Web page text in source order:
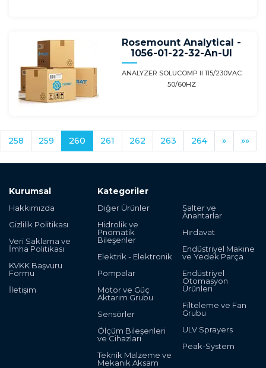
Rosemount Analytical -
1056-01-22-32-An-Ul
ANALYZER SOLUCOMP II 115/230VAC
50/60HZ
258 259 260 261 262 263 264 » »»
Kurumsal
Hakkımızda
Gizlilik Politikası
Veri Saklama ve
İmha Politikası
KVKK Başvuru
Formu
İletişim
Kategoriler
Diğer Ürünler
Hidrolik ve
Pnömatik
Bileşenler
Elektrik - Elektronik
Pompalar
Motor ve Güç
Aktarım Grubu
Sensörler
Ölçüm Bileşenleri
ve Cihazları
Teknik Malzeme ve
Mekanik Aksam
Şalter ve
Anahtarlar
Hırdavat
Endüstriyel Makine
ve Yedek Parça
Endüstriyel
Otomasyon
Ürünleri
Filteleme ve Fan
Grubu
ULV Sprayers
Peak-System